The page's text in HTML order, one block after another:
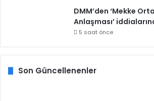
DMM’den ‘Mekke
Anlaşması’
5 saat önce
Son Güncellenenler